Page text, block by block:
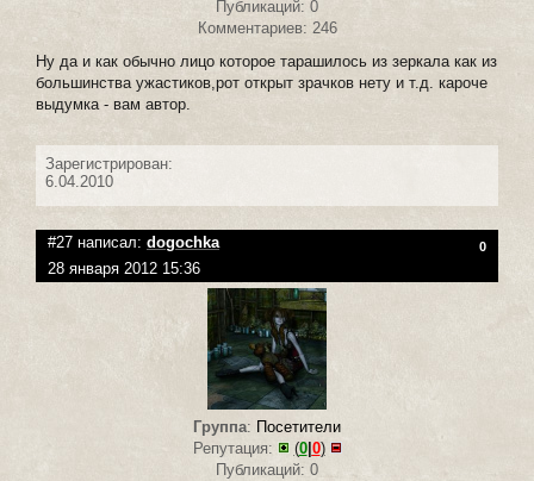
Публикаций: 0
Комментариев: 246
Ну да и как обычно лицо которое тарашилось из зеркала как из
большинства ужастиков,рот открыт зрачков нету и т.д. кароче
выдумка - вам автор.
Зарегистрирован:
6.04.2010
#27 написал: dogochka 0
28 января 2012 15:36
Группа: Посетители
Репутация:
(0| 0)
Публикаций: 0